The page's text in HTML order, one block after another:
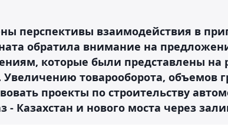
перспективы взаимодействия в
обратила внимание на
которые были представлены на
Увеличению товарооборота, объемов
проекты по строительству
- Казахстан и нового моста через